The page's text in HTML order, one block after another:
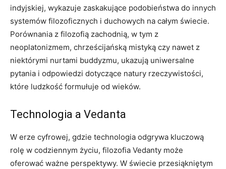
indyjskiej, wykazuje zaskakujące podobieństwa do innych
systemów filozoficznych i duchowych na całym świecie.
Porównania z filozofią zachodnią, w tym z
neoplatonizmem, chrześcijańską mistyką czy nawet z
niektórymi nurtami buddyzmu, ukazują uniwersalne
pytania i odpowiedzi dotyczące natury rzeczywistości,
które ludzkość formułuje od wieków.
Technologia a Vedanta
W erze cyfrowej, gdzie technologia odgrywa kluczową
rolę w codziennym życiu, filozofia Vedanty może
oferować ważne perspektywy. W świecie przesiąkniętym